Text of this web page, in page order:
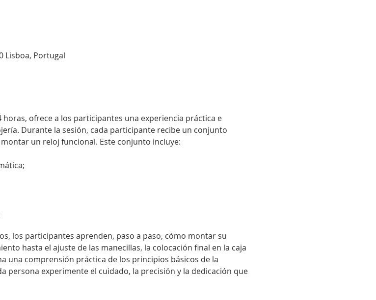
Lisboa, Portugal
ofrece a los participantes una experiencia práctica e
Durante la sesión, cada participante recibe un conjunto
un reloj funcional. Este conjunto incluye:
los participantes aprenden, paso a paso, cómo montar su
hasta el ajuste de las manecillas, la colocación final en la caja
una comprensión práctica de los principios básicos de la
persona experimente el cuidado, la precisión y la dedicación que